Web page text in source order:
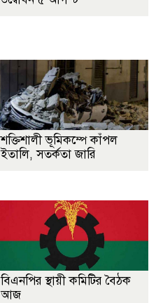
শক্তিশালী ভূমিকম্পে কাঁপল
ইতালি, সতর্কতা জারি
বিএনপির স্থায়ী কমিটির বৈঠক
আজ